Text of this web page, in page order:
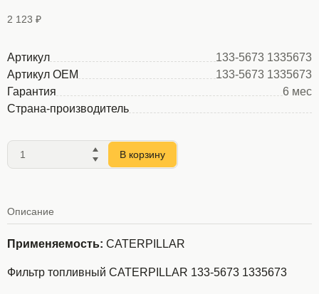
2 123 ₽
Артикул
133-5673 1335673
Артикул OEM
133-5673 1335673
Гарантия
6 мес
Страна-производитель
В корзину
Описание
Применяемость: CATERPILLAR
Фильтр топливный CATERPILLAR 133-5673 1335673